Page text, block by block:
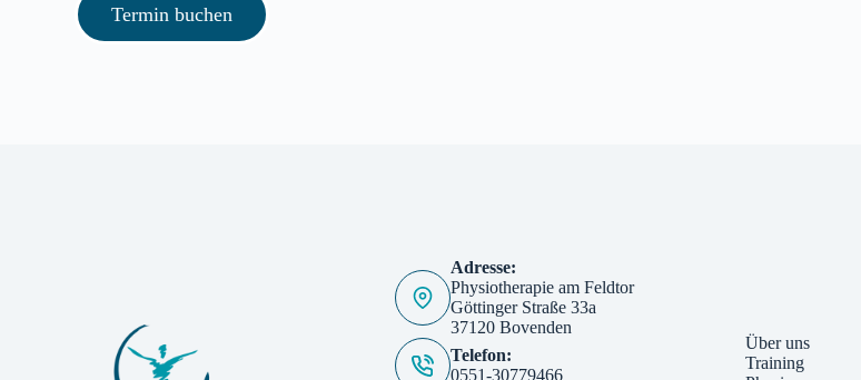
Termin buchen
Adresse:
Physiotherapie am Feldtor
Göttinger Straße 33a
37120 Bovenden
Telefon:
0551-30779466
Über uns
Training